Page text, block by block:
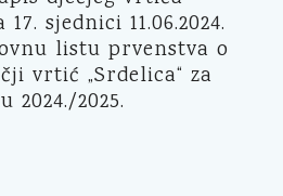
sjednici 11.06.2024.
listu prvenstva o
vrtić „Srdelica“ za
2024./2025.